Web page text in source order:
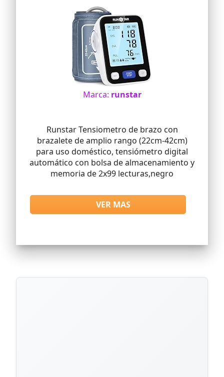
Marca: runstar
Runstar Tensiometro de brazo con
brazalete de amplio rango (22cm-42cm)
para uso doméstico, tensiómetro digital
automático con bolsa de almacenamiento y
memoria de 2x99 lecturas,negro
VER MAS